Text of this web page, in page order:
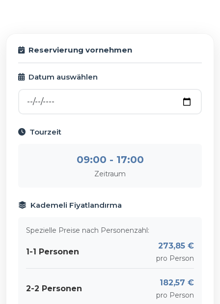
Reservierung vornehmen
Datum auswählen
Tourzeit
09:00 - 17:00
Zeitraum
Kademeli Fiyatlandırma
Spezielle Preise nach Personenzahl:
1-1 Personen
273,85 €
pro Person
2-2 Personen
182,57 €
pro Person